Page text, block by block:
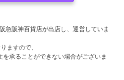
急阪神百貨店が出店し、運営していま
ますので、
承ることができない場合がございま